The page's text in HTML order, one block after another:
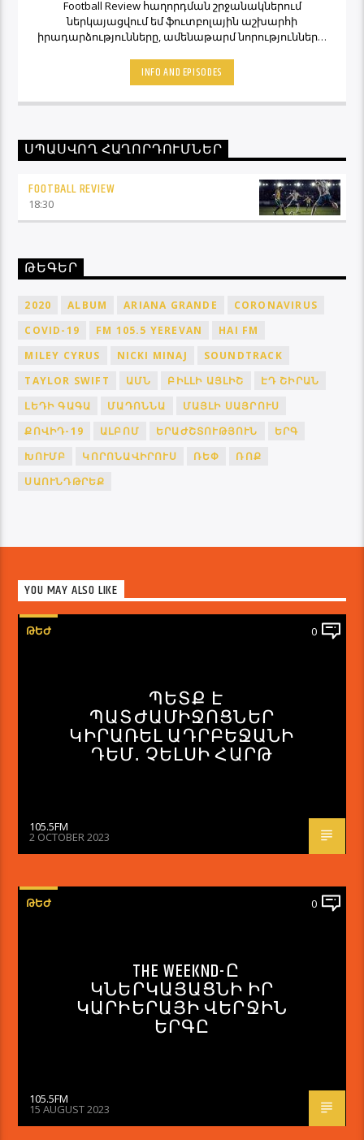
Football Review հաղորդման շրջանակներում
ներկայացվում եմ ֆուտբոլային աշխարհի
իրադարձությունները, ամենաթարմ նորությունները,
տեսակետները։ Հետևեք Լավագույնի եթերին եւ
Ֆուտբոլ Ռիվյու հաղորդաշարի միջոցով մշտապես
կլինեք ֆուտբոլային աշխարհի կիզակետում։
INFO AND EPISODES
ՍՊԱՍՎՈՂ ՀԱՂՈՐԴՈՒՄՆԵՐ
FOOTBALL REVIEW
18:30
ԹԵԳԵՐ
2020 ALBUM ARIANA GRANDE
CORONAVIRUS
COVID-19
FM 105.5 YEREVAN
HAI FM
MILEY CYRUS
NICKI MINAJ
SOUNDTRACK
TAYLOR SWIFT
ԱՄՆ ԲԻԼԼԻ ԱՅԼԻՇ
ԷԴ ՇԻՐԱՆ
ԼԵԴԻ ԳԱԳԱ
ՄԱԴՈՆՆԱ
ՄԱՅԼԻ ՍԱՅՐՈՒՍ
ՔՈՎԻԴ-19
ԱԼԲՈՄ ԵՐԱԺՇՏՈՒԹՅՈՒՆ
ԵՐԳ
ԽՈՒՄԲ
ԿՈՐՈՆԱՎԻՐՈՒՍ ՌԵՓ
ՌՈՔ
ՍԱՈՒՆԴԹՐԵՔ
YOU MAY ALSO LIKE
ԹԵԺ 0
ՊԵՏՔ Է
ՊԱՏԺԱՄԻՋՈՑՆԵՐ
ԿԻՐԱՌԵԼ ԱԴՐԲԵՋԱՆԻ
ԴԵՄ․ ՉԵԼՍԻ ՀԱՐԹ
105.5FM
2 OCTOBER 2023
ԹԵԺ 0
THE WEEKND-Ը
ԿՆԵՐԿԱՅԱՑՆԻ ԻՐ
ԿԱՐԻԵՐԱՅԻ ՎԵՐՋԻՆ
ԵՐԳԸ
105.5FM
15 AUGUST 2023